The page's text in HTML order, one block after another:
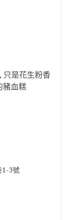
只是花生粉香
豬血糕
1-3號